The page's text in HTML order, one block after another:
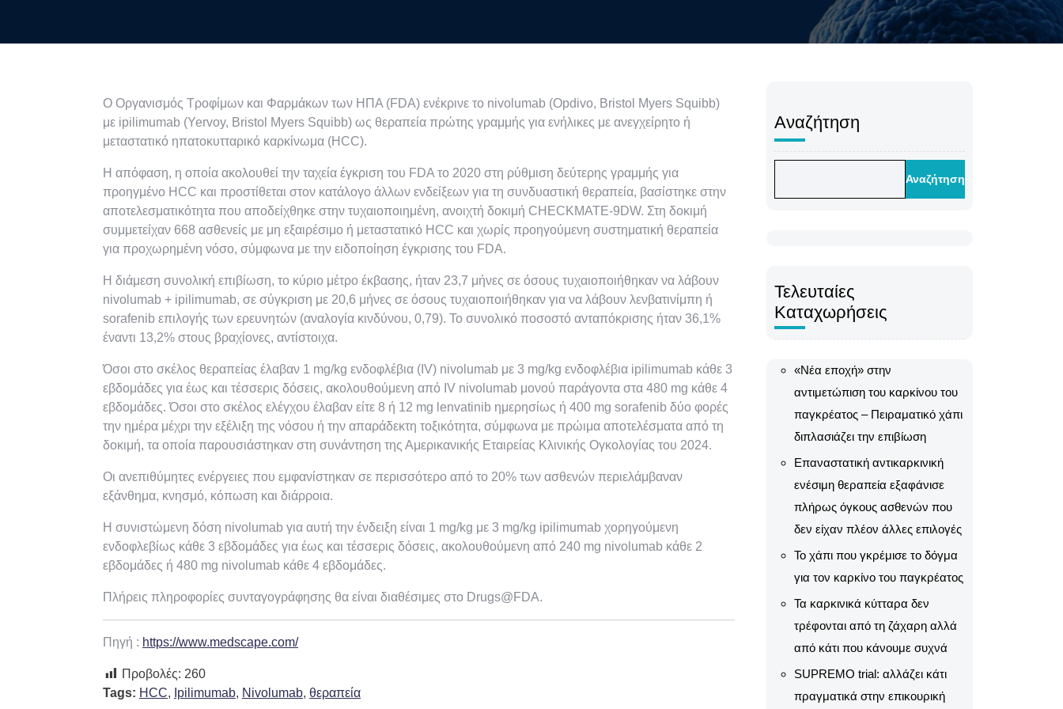
Ο Οργανισμός Τροφίμων και Φαρμάκων των ΗΠΑ (FDA) ενέκρινε το nivolumab (Opdivo, Bristol Myers Squibb)
με ipilimumab (Yervoy, Bristol Myers Squibb) ως θεραπεία πρώτης γραμμής για ενήλικες με ανεγχείρητο ή
μεταστατικό ηπατοκυτταρικό καρκίνωμα (HCC).
Η απόφαση, η οποία ακολουθεί την ταχεία έγκριση του FDA το 2020 στη ρύθμιση δεύτερης γραμμής για
προηγμένο HCC και προστίθεται στον κατάλογο άλλων ενδείξεων για τη συνδυαστική θεραπεία, βασίστηκε στην
αποτελεσματικότητα που αποδείχθηκε στην τυχαιοποιημένη, ανοιχτή δοκιμή CHECKMATE-9DW. Στη δοκιμή
συμμετείχαν 668 ασθενείς με μη εξαιρέσιμο ή μεταστατικό HCC και χωρίς προηγούμενη συστηματική θεραπεία
για προχωρημένη νόσο, σύμφωνα με την ειδοποίηση έγκρισης του FDA.
Η διάμεση συνολική επιβίωση, το κύριο μέτρο έκβασης, ήταν 23,7 μήνες σε όσους τυχαιοποιήθηκαν να λάβουν
nivolumab + ipilimumab, σε σύγκριση με 20,6 μήνες σε όσους τυχαιοποιήθηκαν για να λάβουν λενβατινίμπη ή
sorafenib επιλογής των ερευνητών (αναλογία κινδύνου, 0,79). Το συνολικό ποσοστό ανταπόκρισης ήταν 36,1%
έναντι 13,2% στους βραχίονες, αντίστοιχα.
Όσοι στο σκέλος θεραπείας έλαβαν 1 mg/kg ενδοφλέβια (IV) nivolumab με 3 mg/kg ενδοφλέβια ipilimumab κάθε 3
εβδομάδες για έως και τέσσερις δόσεις, ακολουθούμενη από IV nivolumab μονού παράγοντα στα 480 mg κάθε 4
εβδομάδες. Όσοι στο σκέλος ελέγχου έλαβαν είτε 8 ή 12 mg lenvatinib ημερησίως ή 400 mg sorafenib δύο φορές
την ημέρα μέχρι την εξέλιξη της νόσου ή την απαράδεκτη τοξικότητα, σύμφωνα με πρώιμα αποτελέσματα από τη
δοκιμή, τα οποία παρουσιάστηκαν στη συνάντηση της Αμερικανικής Εταιρείας Κλινικής Ογκολογίας του 2024.
Οι ανεπιθύμητες ενέργειες που εμφανίστηκαν σε περισσότερο από το 20% των ασθενών περιελάμβαναν
εξάνθημα, κνησμό, κόπωση και διάρροια.
Η συνιστώμενη δόση nivolumab για αυτή την ένδειξη είναι 1 mg/kg με 3 mg/kg ipilimumab χορηγούμενη
ενδοφλεβίως κάθε 3 εβδομάδες για έως και τέσσερις δόσεις, ακολουθούμενη από 240 mg nivolumab κάθε 2
εβδομάδες ή 480 mg nivolumab κάθε 4 εβδομάδες.
Πλήρεις πληροφορίες συνταγογράφησης θα είναι διαθέσιμες στο Drugs@FDA.
Πηγή : https://www.medscape.com/
Προβολές: 260
Tags: HCC, Ipilimumab, Nivolumab, θεραπεία
Αναζήτηση
Αναζήτηση
Τελευταίες
Καταχωρήσεις
«Νέα εποχή» στην
αντιμετώπιση του καρκίνου του
παγκρέατος – Πειραματικό χάπι
διπλασιάζει την επιβίωση
Επαναστατική αντικαρκινική
ενέσιμη θεραπεία εξαφάνισε
πλήρως όγκους ασθενών που
δεν είχαν πλέον άλλες επιλογές
Το χάπι που γκρέμισε το δόγμα
για τον καρκίνο του παγκρέατος
Τα καρκινικά κύτταρα δεν
τρέφονται από τη ζάχαρη αλλά
από κάτι που κάνουμε συχνά
SUPREMO trial: αλλάζει κάτι
πραγματικά στην επικουρική